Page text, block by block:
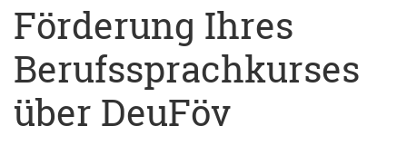
Förderung Ihres
Berufssprachkurses
über DeuFöv